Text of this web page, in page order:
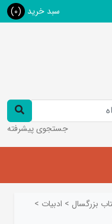
سبد خرید (0)
جستجوی پیشرفته
بزرگسال > ادبیات >